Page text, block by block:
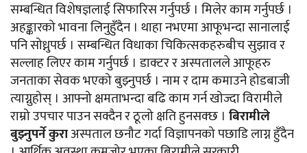
सम्बन्धित विशेषज्ञलाई सिफारिस गर्नुपर्छ । मिलेर काम गर्नुपर्छ ।
अहङ्कारको भावना लिनुहुँदैन । थाहा नभएमा आफूभन्दा सानालाई
पनि सोध्नुपर्छ । सम्बन्धित विधाका चिकित्सकहरुबीच सुझाव र
सल्लाह लिएर काम गर्नुपर्छ । डाक्टर र अस्पतालले आफूहरु
जनताका सेवक भएको बुझ्नुपर्छ । नाम र दाम कमाउने होडबाजी
त्याग्नुहोस् । आफ्नो क्षमताभन्दा बढि काम गर्न खोज्दा विरामीले
राम्रो उपचार पाउन सक्दैन र ठूलो क्षति हुनसक्छ । बिरामीले
बुझ्नुपर्ने कुराअस्पताल छनौट गर्दा विज्ञापनको पछाडि लाग्न हुँदैन